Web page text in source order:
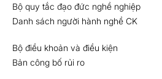
Bộ quy tắc đạo đức nghề nghiệp
Danh sách người hành nghề CK
Bộ điều khoản và điều kiện
Bản công bố rủi ro